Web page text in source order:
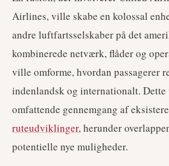
Airlines, ville skabe en kolossal
andre luftfartsselskaber på det
kombinerede netværk, flåder og
ville omforme, hvordan passagerer
indenlandsk og internationalt.
omfattende gennemgang af
ruteudviklinger, herunder
potentielle nye muligheder.